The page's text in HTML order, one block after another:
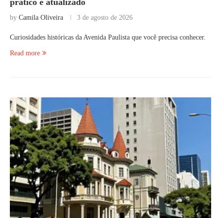
prático e atualizado
by Camila Oliveira 3 de agosto de 2026
Curiosidades históricas da Avenida Paulista que você precisa conhecer.
Read more